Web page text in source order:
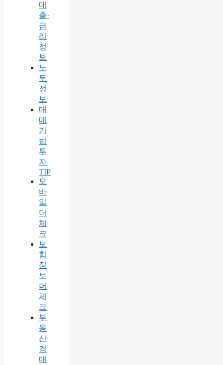
대
출·
금
리
정
보
노
무
정
보
매
매
기
법
투
자
TIP
모
바
일
더
체
크
보
험
정
보
더
체
크
부
동
산
경
매